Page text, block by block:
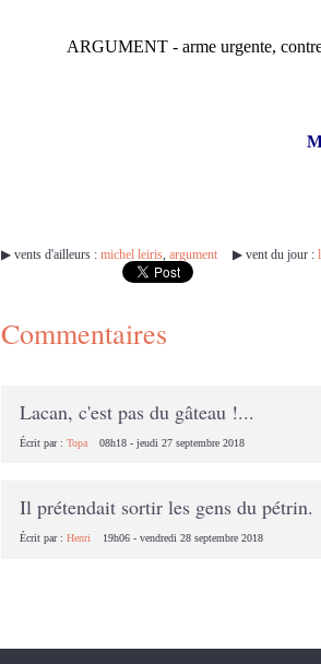
ARGUMENT - arme urgente,
▶︎ vents d'ailleurs : michel leiris, argument ▶︎ vent du jour :
Commentaires
Lacan, c'est pas du gâteau !...
Écrit par :Topa 08h18 -jeudi 27 septembre 2018
Il prétendait sortir les gens du pétrin.
Écrit par :Henri 19h06 -vendredi 28 septembre 2018